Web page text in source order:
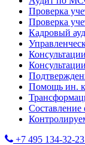
Проверка
Проверка
Кадровый
Помощь ин.
Составление
+7 495 134-32-23